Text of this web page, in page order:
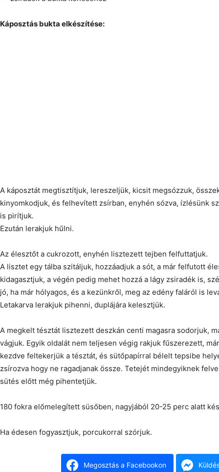
Káposztás bukta elkészítése:
A káposztát megtisztítjuk, lereszeljük, kicsit megsózzuk,
kinyomkodjuk, és felhevített zsírban, enyhén sózva, ízlésünk
is pirítjuk.
Ezután lerakjuk hűlni.
Az élesztőt a cukrozott, enyhén lisztezett tejben felfuttatjuk.
A lisztet egy tálba szitáljuk, hozzáadjuk a sót, a már felfutott
kidagasztjuk, a végén pedig mehet hozzá a lágy zsiradék is,
jó, ha már hólyagos, és a kezünkről, meg az edény faláról is
Letakarva lerakjuk pihenni, duplájára kelesztjük.
A megkelt tésztát lisztezett deszkán centi magasra sodorjuk,
vágjuk. Egyik oldalát nem teljesen végig rakjuk fűszerezett,
kezdve feltekerjük a tésztát, és sütőpapírral bélelt tepsibe
zsírozva hogy ne ragadjanak össze. Tetejét mindegyiknek
sütés előtt még pihentetjük.
180 fokra előmelegített süsőben, nagyjából 20-25 perc alatt
Ha édesen fogyasztjuk, porcukorral szórjuk.
Megosztás a Facebookon